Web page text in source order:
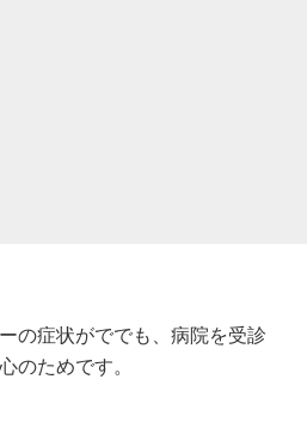
の症状がででも、病院を受診
のためです。